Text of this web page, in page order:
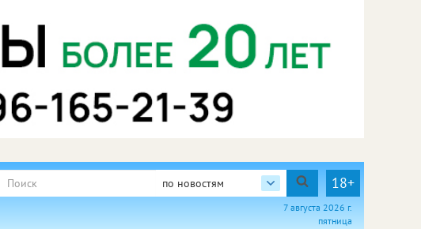
по новостям 18+
7 августа 2026 г.
пятница